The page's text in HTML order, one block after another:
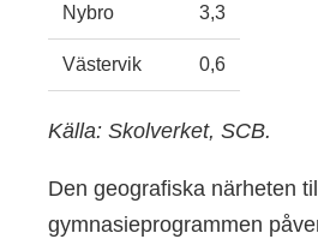
Nybro 3,3
Västervik 0,6
Källa: Skolverket, SCB.
Den geografiska närheten
gymnasieprogrammen